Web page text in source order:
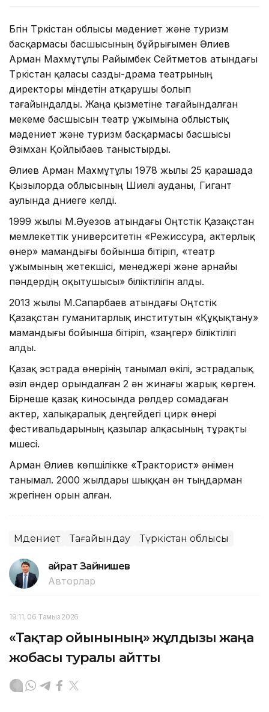
Бүгін Түркістан облысы мәдениет және туризм
басқармасы басшысының бұйрығымен Әлиев
Арман Махмұтұлы Райымбек Сейтметов атындағы
Түркістан қаласы сазды-драма театрының
директоры міндетін атқарушы болып
тағайындалды. Жаңа қызметіне тағайындалған
мекеме басшысын театр ұжымына облыстық
мәдениет және туризм басқармасы басшысы
Әзімхан Қойлыбаев таныстырды.
Әлиев Арман Махмұтұлы 1978 жылы 25 қарашада
Қызылорда облысының Шиелі ауданы, Гигант
аулында дүниеге келді.
1999 жылы М.Әуезов атындағы Оңтүстік Қазақстан
мемлекеттік университетін «Режиссура, актерлық
өнер» мамандығы бойынша бітіріп, «театр
ұжымының жетекшісі, менеджері және арнайы
пәндердің оқытушысы» біліктілігін алды.
2013 жылы М.Сапарбаев атындағы Оңтүстік
Қазақстан гуманитарлық институтын «Құқықтану»
мамандығы бойынша бітіріп, «заңгер» біліктілігі
алды.
Қазақ эстрада өнерінің танымал өкілі, эстрадалық
әзіл әндер орындалған 2 ән жинағы жарық көрген.
Бірнеше қазақ киносында рөлдер сомадаған
актер, халықаралық деңгейдегі цирк өнері
фестивальдарының қазылар алқасының тұрақты
мүшесі.
Арман Әлиев көпшілікке «Тракторист» әнімен
танымал. 2000 жылдары шыққан ән тыңдарман
жүрегінен орын алған.
Мәдениет Тағайындау Түркістан облысы
Қайрат Зайнишев
Авторлар
19:11, 06 Тамыз 2026
«Тақтар ойынының» жұлдызы жаңа
жобасы туралы айтты